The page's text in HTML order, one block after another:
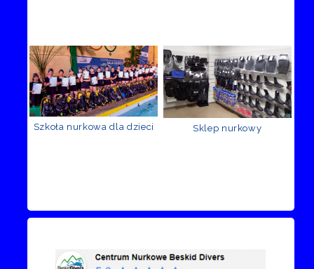
Szkoła nurkowa dla dzieci Sklep nurkowy